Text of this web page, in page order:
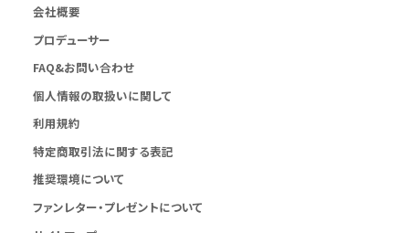
会社概要
プロデューサー
FAQ&お問い合わせ
個人情報の取扱いに関して
利用規約
特定商取引法に関する表記
推奨環境について
ファンレター・プレゼントについて